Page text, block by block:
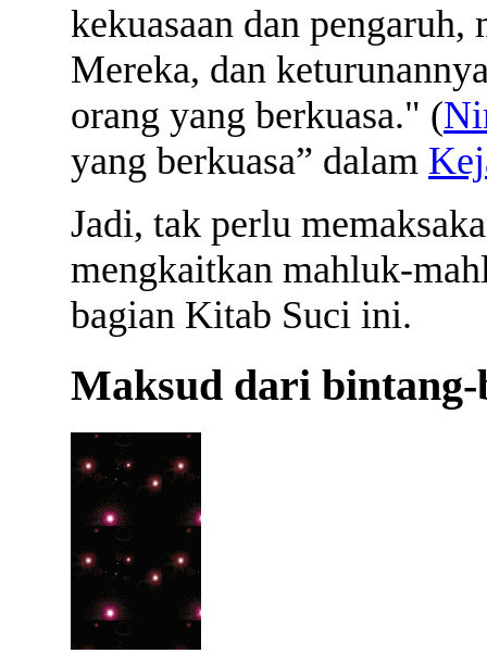
kekuasaan dan
Mereka, dan
orang yang berkuasa." (
yang berkuasa” dalam
Jadi, tak perlu
mengkaitkan mahluk-
bagian Kitab Suci ini.
Maksud dari